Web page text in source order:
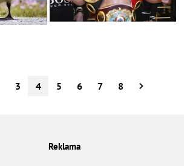
3 4 5 6 7 8
Reklama